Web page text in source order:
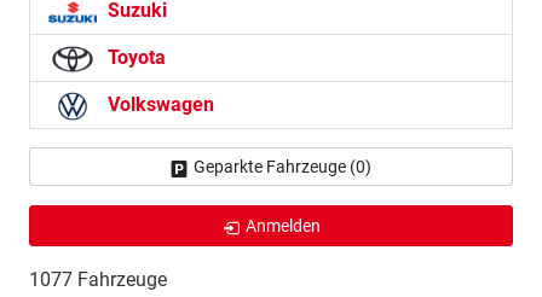
Suzuki
Toyota
Volkswagen
Geparkte Fahrzeuge (0)
Anmelden
1077 Fahrzeuge